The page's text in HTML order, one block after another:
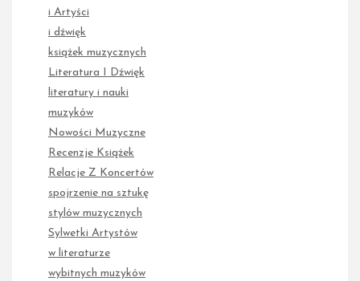
i Artyści
i dźwięk
książek muzycznych
Literatura I Dźwięk
literatury i nauki
muzyków
Nowości Muzyczne
Recenzje Książek
Relacje Z Koncertów
spojrzenie na sztukę
stylów muzycznych
Sylwetki Artystów
w literaturze
wybitnych muzyków